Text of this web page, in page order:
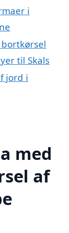
i
til Skals
jord i
med
af